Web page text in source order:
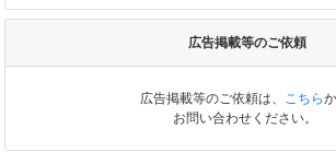
広告掲載等のご依頼
広告掲載等のご依頼は、 こちら
お問い合わせください。